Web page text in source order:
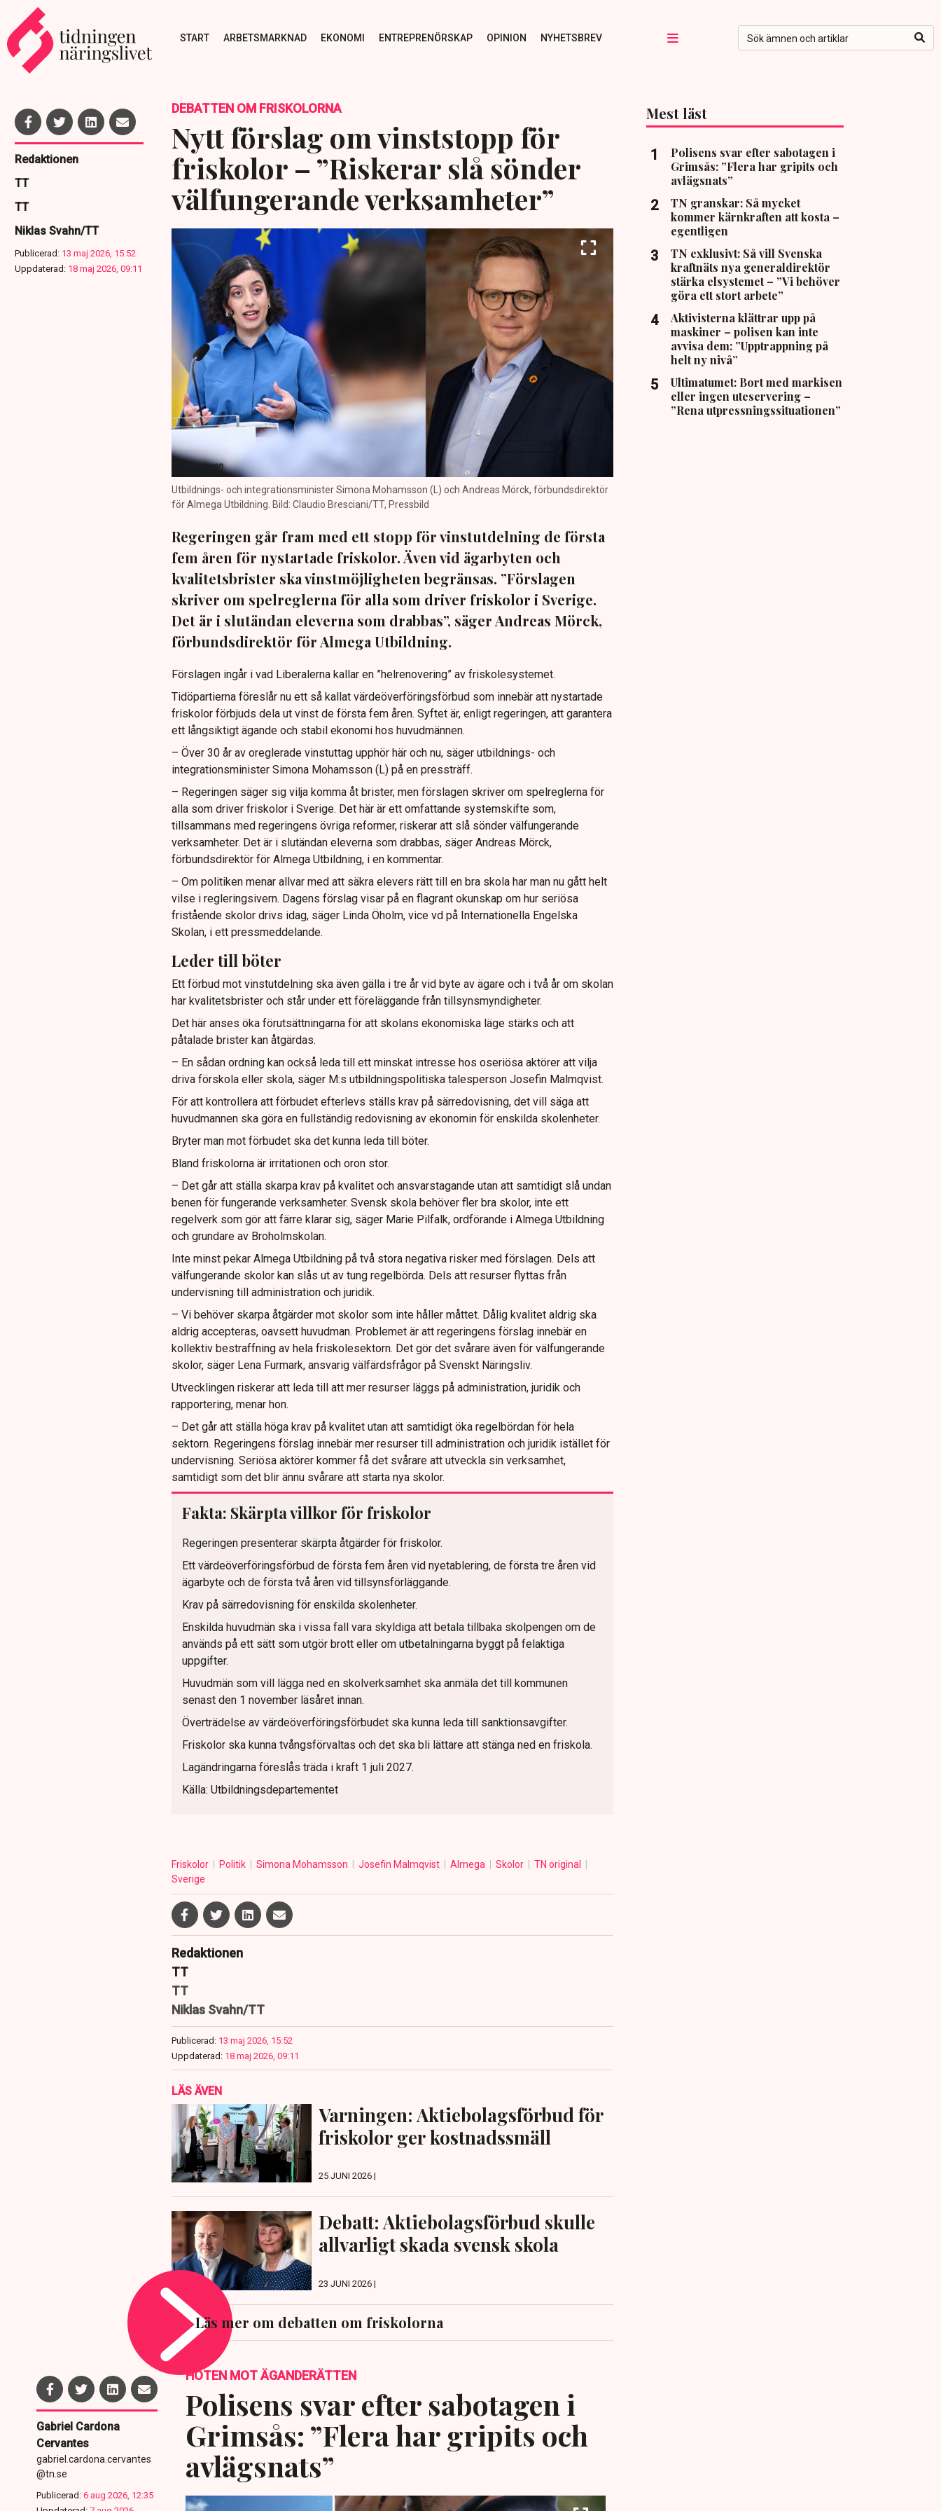
START ARBETSMARKNAD EKONOMI ENTREPRENÖRSKAP OPINION NYHETSBREV
Redaktionen
TT
TT
Niklas Svahn/TT
Publicerad: 13 maj 2026, 15:52
Uppdaterad: 18 maj 2026, 09:11
DEBATTEN OM FRISKOLORNA
Nytt förslag om vinststopp för
friskolor – ”Riskerar slå sönder
välfungerande verksamheter”
Utbildnings- och integrationsminister Simona Mohamsson (L) och Andreas Mörck, förbundsdirektör
för Almega Utbildning. Bild: Claudio Bresciani/TT, Pressbild
Regeringen går fram med ett stopp för vinstutdelning de första
fem åren för nystartade friskolor. Även vid ägarbyten och
kvalitetsbrister ska vinstmöjligheten begränsas. ”Förslagen
skriver om spelreglerna för alla som driver friskolor i Sverige.
Det är i slutändan eleverna som drabbas”, säger Andreas Mörck,
förbundsdirektör för Almega Utbildning.
Förslagen ingår i vad Liberalerna kallar en ”helrenovering” av friskolesystemet.
Tidöpartierna föreslår nu ett så kallat värdeöverföringsförbud som innebär att nystartade
friskolor förbjuds dela ut vinst de första fem åren. Syftet är, enligt regeringen, att garantera
ett långsiktigt ägande och stabil ekonomi hos huvudmännen.
– Över 30 år av oreglerade vinstuttag upphör här och nu, säger utbildnings- och
integrationsminister Simona Mohamsson (L) på en pressträff.
– Regeringen säger sig vilja komma åt brister, men förslagen skriver om spelreglerna för
alla som driver friskolor i Sverige. Det här är ett omfattande systemskifte som,
tillsammans med regeringens övriga reformer, riskerar att slå sönder välfungerande
verksamheter. Det är i slutändan eleverna som drabbas, säger Andreas Mörck,
förbundsdirektör för Almega Utbildning, i en kommentar.
– Om politiken menar allvar med att säkra elevers rätt till en bra skola har man nu gått helt
vilse i regleringsivern. Dagens förslag visar på en flagrant okunskap om hur seriösa
fristående skolor drivs idag, säger Linda Öholm, vice vd på Internationella Engelska
Skolan, i ett pressmeddelande.
Leder till böter
Ett förbud mot vinstutdelning ska även gälla i tre år vid byte av ägare och i två år om skolan
har kvalitetsbrister och står under ett föreläggande från tillsynsmyndigheter.
Det här anses öka förutsättningarna för att skolans ekonomiska läge stärks och att
påtalade brister kan åtgärdas.
– En sådan ordning kan också leda till ett minskat intresse hos oseriösa aktörer att vilja
driva förskola eller skola, säger M:s utbildningspolitiska talesperson Josefin Malmqvist.
För att kontrollera att förbudet efterlevs ställs krav på särredovisning, det vill säga att
huvudmannen ska göra en fullständig redovisning av ekonomin för enskilda skolenheter.
Bryter man mot förbudet ska det kunna leda till böter.
Bland friskolorna är irritationen och oron stor.
– Det går att ställa skarpa krav på kvalitet och ansvarstagande utan att samtidigt slå undan
benen för fungerande verksamheter. Svensk skola behöver fler bra skolor, inte ett
regelverk som gör att färre klarar sig, säger Marie Pilfalk, ordförande i Almega Utbildning
och grundare av Broholmskolan.
Inte minst pekar Almega Utbildning på två stora negativa risker med förslagen. Dels att
välfungerande skolor kan slås ut av tung regelbörda. Dels att resurser flyttas från
undervisning till administration och juridik.
– Vi behöver skarpa åtgärder mot skolor som inte håller måttet. Dålig kvalitet aldrig ska
aldrig accepteras, oavsett huvudman. Problemet är att regeringens förslag innebär en
kollektiv bestraffning av hela friskolesektorn. Det gör det svårare även för välfungerande
skolor, säger Lena Furmark, ansvarig välfärdsfrågor på Svenskt Näringsliv.
Utvecklingen riskerar att leda till att mer resurser läggs på administration, juridik och
rapportering, menar hon.
– Det går att ställa höga krav på kvalitet utan att samtidigt öka regelbördan för hela
sektorn. Regeringens förslag innebär mer resurser till administration och juridik istället för
undervisning. Seriösa aktörer kommer få det svårare att utveckla sin verksamhet,
samtidigt som det blir ännu svårare att starta nya skolor.
Fakta: Skärpta villkor för friskolor
Regeringen presenterar skärpta åtgärder för friskolor.
Ett värdeöverföringsförbud de första fem åren vid nyetablering, de första tre åren vid
ägarbyte och de första två åren vid tillsynsförläggande.
Krav på särredovisning för enskilda skolenheter.
Enskilda huvudmän ska i vissa fall vara skyldiga att betala tillbaka skolpengen om de
används på ett sätt som utgör brott eller om utbetalningarna byggt på felaktiga
uppgifter.
Huvudmän som vill lägga ned en skolverksamhet ska anmäla det till kommunen
senast den 1 november läsåret innan.
Överträdelse av värdeöverföringsförbudet ska kunna leda till sanktionsavgifter.
Friskolor ska kunna tvångsförvaltas och det ska bli lättare att stänga ned en friskola.
Lagändringarna föreslås träda i kraft 1 juli 2027.
Källa: Utbildningsdepartementet
Friskolor Politik Simona Mohamsson Josefin Malmqvist Almega Skolor
TN original
Sverige
Redaktionen
TT
TT
Niklas Svahn/TT
Publicerad: 13 maj 2026, 15:52
Uppdaterad: 18 maj 2026, 09:11
LÄS ÄVEN
Varningen: Aktiebolagsförbud för
friskolor ger kostnadssmäll
25 JUNI 2026 |
Debatt: Aktiebolagsförbud skulle
allvarligt skada svensk skola
23 JUNI 2026 |
Läs mer om debatten om friskolorna
Mest läst
Polisens svar efter sabotagen i
Grimsås: ”Flera har gripits och
avlägsnats”
TN granskar: Så mycket
kommer kärnkraften att kosta –
egentligen
TN exklusivt: Så vill Svenska
kraftnäts nya generaldirektör
stärka elsystemet – ”Vi behöver
göra ett stort arbete”
Aktivisterna klättrar upp på
maskiner – polisen kan inte
avvisa dem: ”Upptrappning på
helt ny nivå”
Ultimatumet: Bort med markisen
eller ingen uteservering –
”Rena utpressningssituationen”
Gabriel Cardona
Cervantes
gabriel.cardona.cervantes
@tn.se
Publicerad: 6 aug 2026, 12:35
HOTEN MOT ÄGANDERÄTTEN
Polisens svar efter sabotagen i
Grimsås: ”Flera har gripits och
avlägsnats”